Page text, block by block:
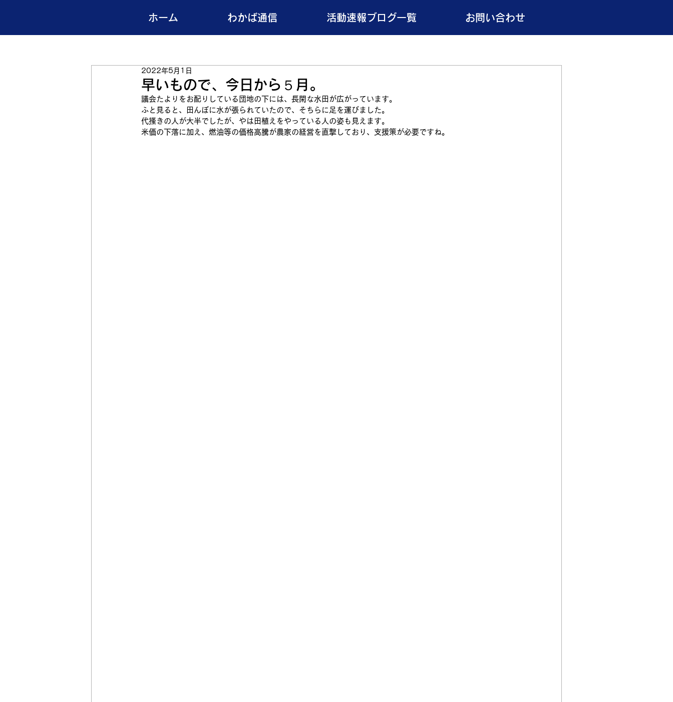
ホーム わかば通信 活動速報ブログ一覧 お問い合わせ
早いもので、今日から５月。
2022年5月1日
議会たよりをお配りしている団地の下には、長閑な水田が広がっています。
ふと見ると、田んぼに水が張られていたので、そちらに足を運びました。
代搔きの人が大半でしたが、やは田植えをやっている人の姿も見えます。
米価の下落に加え、燃油等の価格高騰が農家の経営を直撃しており、支援策が必要ですね。